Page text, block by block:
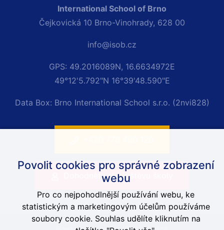
International School of Brno
Čejkovická 10 Brno-Vinohrady, 628 00
info@isob.cz
GPS: 49.2016089N, 16.6634972E
49°12'5.792"N 16°39'48.590"E
Data Box: Brno International School s.r.o. (2nvi828)
Dohodněte si návštěvu školy
Povolit cookies pro správné zobrazení
webu
Pro co nejpohodlnější používání webu, ke
statistickým a marketingovým účelům používáme
soubory cookie. Souhlas udělíte kliknutím na